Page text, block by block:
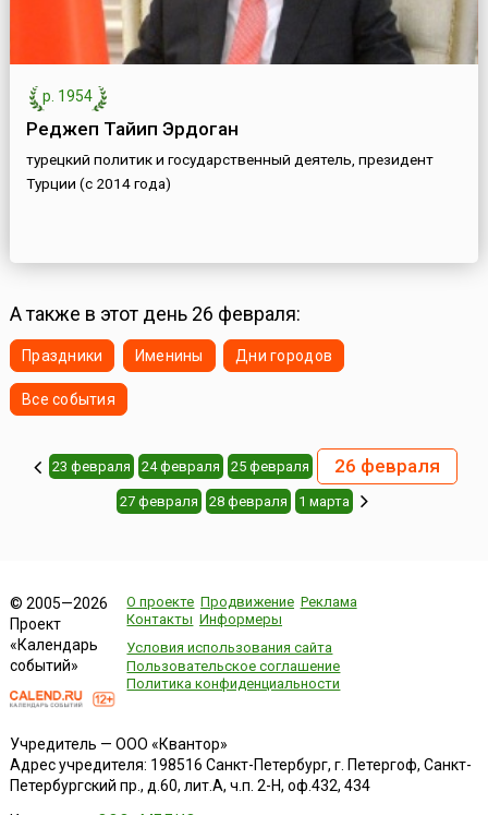
р. 1954
Реджеп Тайип Эрдоган
турецкий политик и государственный деятель, президент
Турции (с 2014 года)
А также в этот день 26 февраля:
Праздники Именины Дни городов
Все события
23 февраля 24 февраля 25 февраля 26 февраля
27 февраля 28 февраля 1 марта
© 2005—2026
Проект
«Календарь
событий»
О проекте Продвижение Реклама
Контакты Информеры
Условия использования сайта
Пользовательское соглашение
Политика конфиденциальности
Учредитель — ООО «Квантор»
Адрес учредителя: 198516 Санкт-Петербург, г. Петергоф, Санкт-
Петербургский пр., д.60, лит.А, ч.п. 2-Н, оф.432, 434